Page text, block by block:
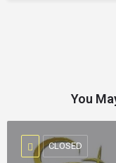
You
CLOSED